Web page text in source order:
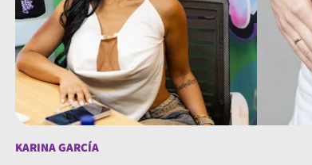
KARINA GARCÍA